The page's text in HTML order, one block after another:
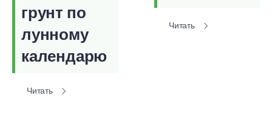
грунт по
лунному
календарю
Читать
Читать